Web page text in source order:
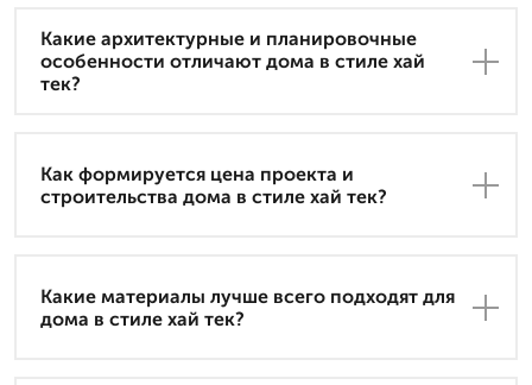
Какие архитектурные и планировочные
особенности отличают дома в стиле хай
тек?
Как формируется цена проекта и
строительства дома в стиле хай тек?
Какие материалы лучше всего подходят для
дома в стиле хай тек?